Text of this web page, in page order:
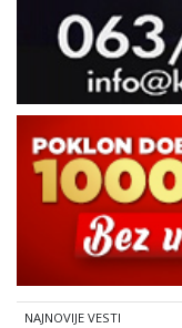
NAJNOVIJE VESTI